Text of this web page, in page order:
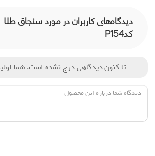
دیدگاه‌های کاربران در مورد سنجاق
کدP154
تا کنون دیدگاهی درج نشده است. شما